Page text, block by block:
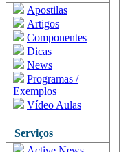
Apostilas
Artigos
Componentes
Dicas
News
Programas /
Exemplos
Vídeo Aulas
Serviços